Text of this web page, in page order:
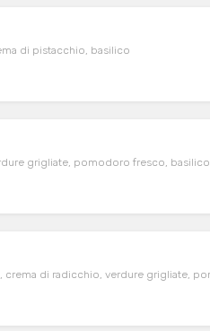
di pistacchio, basilico
grigliate, pomodoro fresco, basilico
crema di radicchio, verdure grigliate,